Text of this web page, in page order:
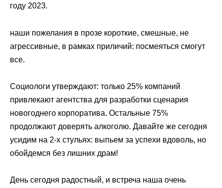
году 2023.
наши пожелания в прозе короткие, смешные, не
агрессивные, в рамках приличий: посмеяться смогут
все.
Социологи утверждают: только 25% компаний
привлекают агентства для разработки сценария
новогоднего корпоратива. Остальные 75%
продолжают доверять алкоголю. Давайте же сегодня
усидим на 2-х стульях: выпьем за успехи вдоволь, но
обойдемся без лишних драм!
День сегодня радостный, и встреча наша очень